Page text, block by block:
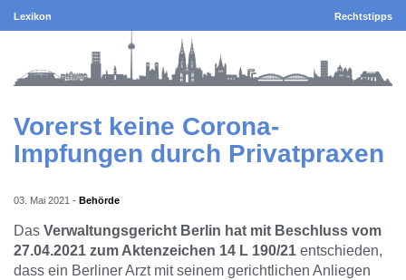
Lexikon Rechtstipps
Vorerst keine Corona-
Impfungen durch Privatpraxen
03. Mai 2021 - Behörde
Das Verwaltungsgericht Berlin hat mit Beschluss vom
27.04.2021 zum Aktenzeichen 14 L 190/21 entschieden,
dass ein Berliner Arzt mit seinem gerichtlichen Anliegen